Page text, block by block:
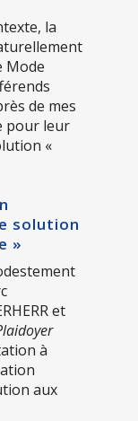
la
Mode
de mes
pour leur
«
solution
»
et
à
aux